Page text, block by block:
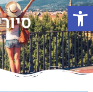
פתח סרגל נגישות